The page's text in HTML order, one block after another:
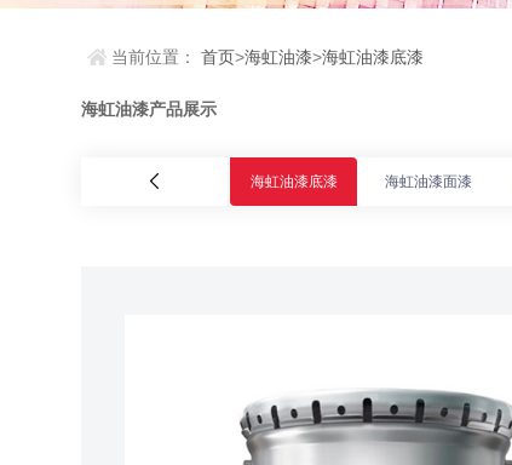
当前位置：首页>海虹油漆>海虹油漆底漆
海虹油漆产品展示
海虹油漆底漆 海虹油漆面漆